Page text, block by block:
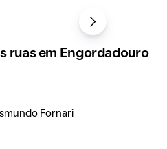
ruas em Engordadouro
Fornari